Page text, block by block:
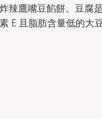
辣鷹嘴豆餡餅。豆腐
E 且脂肪含量低的大